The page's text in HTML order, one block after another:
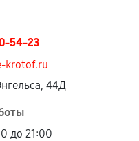
54-23
krotof.ru
44Д
до 21:00